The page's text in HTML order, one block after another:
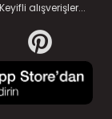
alışverişler...